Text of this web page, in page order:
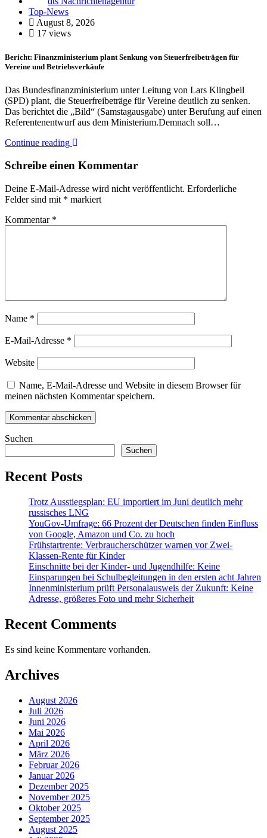
Top-News
August 8, 2026
17 views
Bericht: Finanzministerium plant Senkung von Steuerfreibeträgen für
Vereine und Betriebsverkäufe
Das Bundesfinanzministerium unter Leitung von Lars Klingbeil
(SPD) plant, die Steuerfreibeträge für Vereine deutlich zu senken.
Das berichtet die „Bild“ (Samstagausgabe) unter Berufung auf einen
Referentenentwurf aus dem Ministerium.Demnach soll…
Continue reading
Schreibe einen Kommentar
Deine E-Mail-Adresse wird nicht veröffentlicht. Erforderliche
Felder sind mit * markiert
Kommentar *
Name *
E-Mail-Adresse *
Website
Name, E-Mail-Adresse und Website in diesem Browser für
meinen nächsten Kommentar speichern.
Suchen
Suchen
Recent Posts
Trotz Ausstiegsplan: EU importiert im Juni deutlich mehr
russisches LNG
YouGov-Umfrage: 66 Prozent der Deutschen finden Einfluss
von Google, Amazon und Co. zu hoch
Frühstartrente: Verbraucherschützer warnen vor Zwei-
Klassen-Rente für Kinder
Einschnitte bei der Kinder- und Jugendhilfe: Keine
Einsparungen bei Schulbegleitungen in den ersten acht Jahren
Innenministerium prüft Personalausweis der Zukunft: Keine
Adresse, größeres Foto und mehr Sicherheit
Recent Comments
Es sind keine Kommentare vorhanden.
Archives
August 2026
Juli 2026
Juni 2026
Mai 2026
April 2026
März 2026
Februar 2026
Januar 2026
Dezember 2025
November 2025
Oktober 2025
September 2025
August 2025